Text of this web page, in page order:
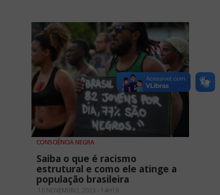
CONSCIÊNCIA NEGRA
Saiba o que é racismo
estrutural e como ele atinge a
população brasileira
10 NOVEMBRO, 2023 - 14H19